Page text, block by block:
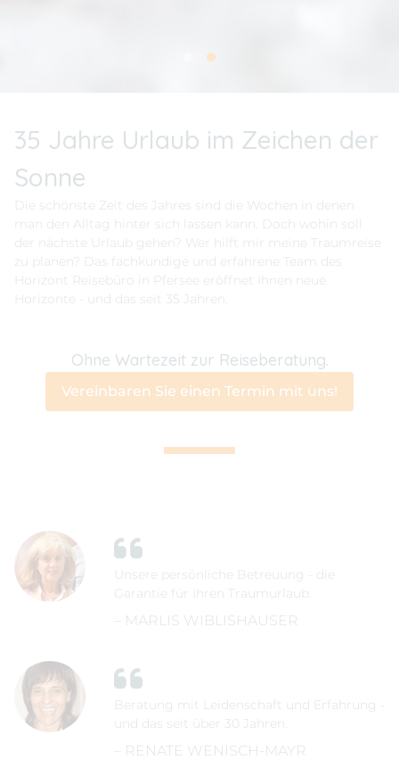
35 Jahre Urlaub im Zeichen der
Sonne
Die schönste Zeit des Jahres sind die Wochen in denen
man den Alltag hinter sich lassen kann. Doch wohin soll
der nächste Urlaub gehen? Wer hilft mir meine Traumreise
zu planen? Das fachkundige und erfahrene Team des
Horizont Reisebüro in Pfersee eröffnet Ihnen neue
Horizonte - und das seit 35 Jahren.
Ohne Wartezeit zur Reiseberatung.
Vereinbaren Sie einen Termin mit uns!
Unsere persönliche Betreuung - die
Garantie für Ihren Traumurlaub.
– MARLIS WIBLISHAUSER
Beratung mit Leidenschaft und Erfahrung -
und das seit über 30 Jahren.
– RENATE WENISCH-MAYR